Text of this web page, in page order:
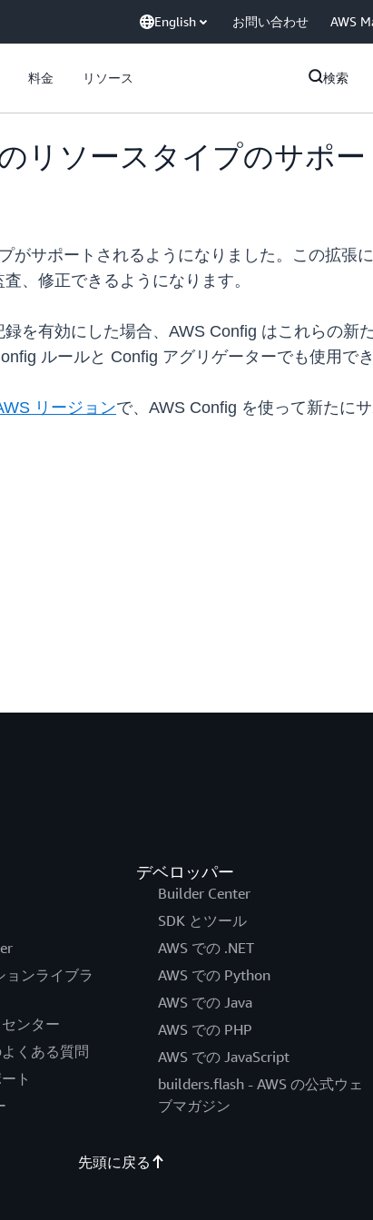
English お問い合わせ AWS
料金 リソース 検索
リソースタイプのサポ
がサポートされるようになりました。この拡張
、修正できるようになります。
を有効にした場合、AWS Config はこれらの新
ルールと Config アグリゲーターでも使用でき
リージョンで、AWS Config を使って新たに
ョンライブラ
ンター
くある質問
ト
デベロッパー
Builder Center
SDK とツール
AWS での .NET
AWS での Python
AWS での Java
AWS での PHP
AWS での JavaScript
builders.flash - AWS の公式ウェ
ブマガジン
先頭に戻る